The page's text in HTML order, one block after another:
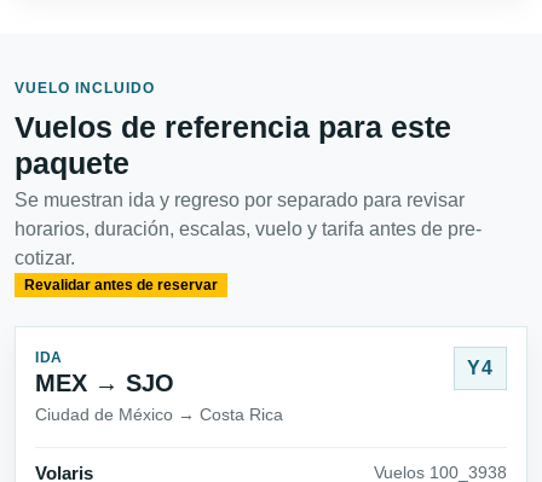
VUELO INCLUIDO
Vuelos de referencia para este
paquete
Se muestran ida y regreso por separado para revisar
horarios, duración, escalas, vuelo y tarifa antes de pre-
cotizar.
Revalidar antes de reservar
IDA
MEX → SJO
Ciudad de México → Costa Rica
Y4
Volaris Vuelos 100_3938